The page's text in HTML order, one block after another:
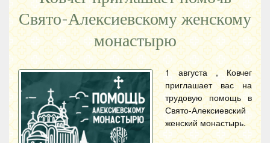
Свято-Алексиевскому женскому
монастырю
1 августа , Ковчег
приглашает вас на
трудовую помощь в
Свято-Алексиевский
женский монастырь.